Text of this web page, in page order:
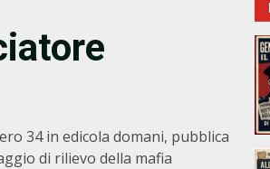
34 in edicola domani, pubblica
di rilievo della mafia